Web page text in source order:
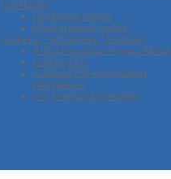
Outillage
Outillage Alpex
Machines et outils
Colliers - attaches - fixation
Attaches pour tuyau Alpex
Colliers M7
Colliers M8 et Fixation
plomberie
Vis Tirefond Cheville